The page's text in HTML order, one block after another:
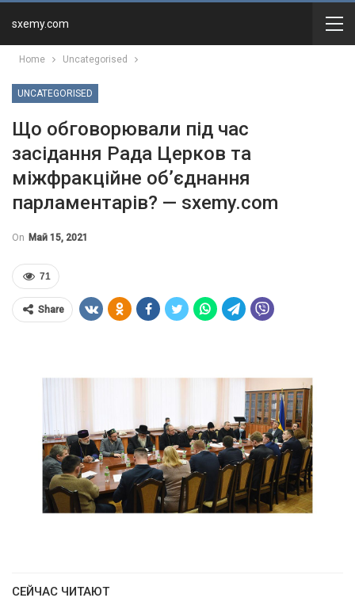
sxemy.com
Home Uncategorised
UNCATEGORISED
Що обговорювали під час
засідання Рада Церков та
міжфракційне об’єднання
парламентарів? — sxemy.com
On Май 15, 2021
71
Share
СЕЙЧАС ЧИТАЮТ